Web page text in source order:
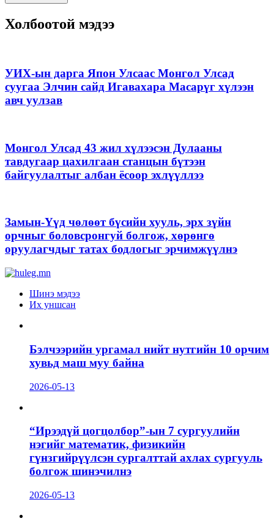
Холбоотой мэдээ
УИХ-ын дарга Япон Улсаас Монгол Улсад
суугаа Элчин сайд Игавахара Масарүг хүлээн
авч уулзав
Монгол Улсад 43 жил хүлээсэн Дулааны
тавдугаар цахилгаан станцын бүтээн
байгуулалтыг албан ёсоор эхлүүллээ
Замын-Үүд чөлөөт бүсийн хууль, эрх зүйн
орчныг боловсронгуй болгож, хөрөнгө
оруулагчдыг татах бодлогыг эрчимжүүлнэ
Шинэ мэдээ
Их уншсан
Бэлчээрийн ургамал нийт нутгийн 10 орчим
хувьд маш муу байна
2026-05-13
“Ирээдүй цогцолбор”-ын 7 сургуулийн
нэгийг математик, физикийн
гүнзгийрүүлсэн сургалттай ахлах сургууль
болгож шинэчилнэ
2026-05-13